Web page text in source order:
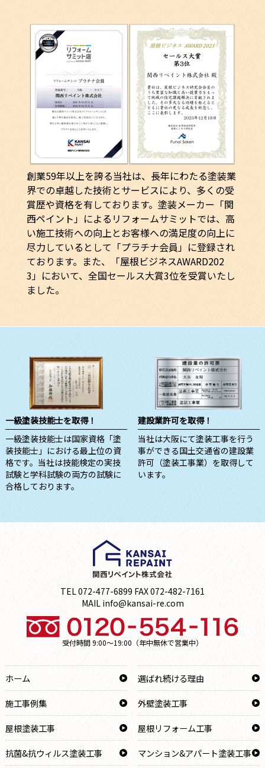
創業59年以上を誇る当社は、長年にわたる塗装業
界での卓越した技術とサービスにより、多くの受
賞歴や資格を有しております。塗装メーカー「関
西ペイント」によるリフォームサミットでは、高
い施工技術への向上とお客様への満足度の向上に
尽力しているとして「プラチナ会員」に登録され
ております。また、「屋根ビジネスAWARD202
3」において、全国セールス大賞3位を受賞いたし
ました。
一級塗装技能士を取得！
一級塗装技能士は国家資格「塗
装技能士」における最上位の資
格です。当社は技能検定の実技
試験と学科試験の両方の試験に
合格しております。
建設業許可を取得！
当社は大阪にて塗装工事を行う
事ができる国土交通省の建設業
許可（塗装工事業）を取得して
います。
TEL 072-477-6899 FAX 072-482-7161
MAIL info@kansai-re.com
受付時間 9:00～19:00（年中無休で営業中）
ホーム
選ばれ続ける理由
施工事例集
外壁塗装工事
屋根塗装工事
屋根リフォーム工事
抗菌&抗ウィルス塗装工事
マンション&アパート塗装工事